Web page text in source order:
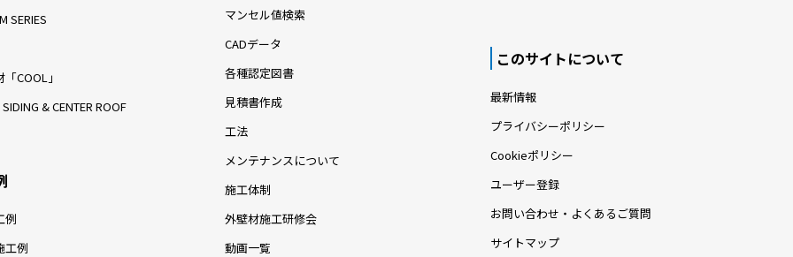
SERIES
COOL」
SIDING & CENTER ROOF
例
工例
マンセル値検索
CADデータ
各種認定図書
見積書作成
工法
メンテナンスについて
施工体制
外壁材施工研修会
動画一覧
このサイトについて
最新情報
プライバシーポリシー
Cookieポリシー
ユーザー登録
お問い合わせ・よくあるご質問
サイトマップ